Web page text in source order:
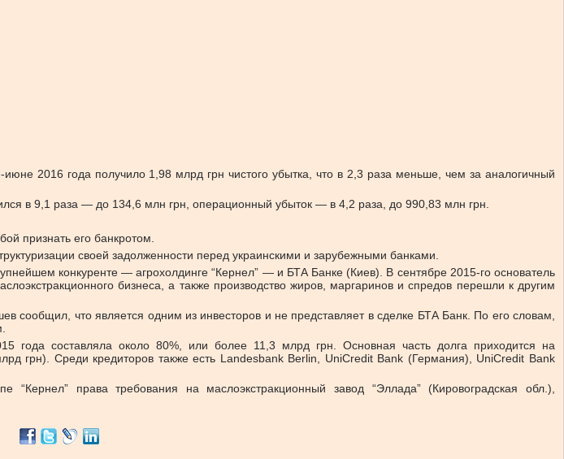
2016 года получило 1,98 млрд грн чистого убытка, что в 2,3 раза меньше, чем за аналогичный
в 9,1 раза — до 134,6 млн грн, операционный убыток — в 4,2 раза, до 990,83 млн грн.
признать его банкротом.
своей задолженности перед украинскими и зарубежными банками.
конкуренте — агрохолдинге “Кернел” — и БТА Банке (Киев). В сентябре 2015-го основатель
бизнеса, а также производство жиров, маргаринов и спредов перешли к другим
сообщил, что является одним из инвесторов и не представляет в сделке БТА Банк. По его словам,
года составляла около 80%, или более 11,3 млрд грн. Основная часть долга приходится на
грн). Среди кредиторов также есть Landesbank Berlin, UniCredit Bank (Германия), UniCredit Bank
права требования на маслоэкстракционный завод “Эллада” (Кировоградская обл.),